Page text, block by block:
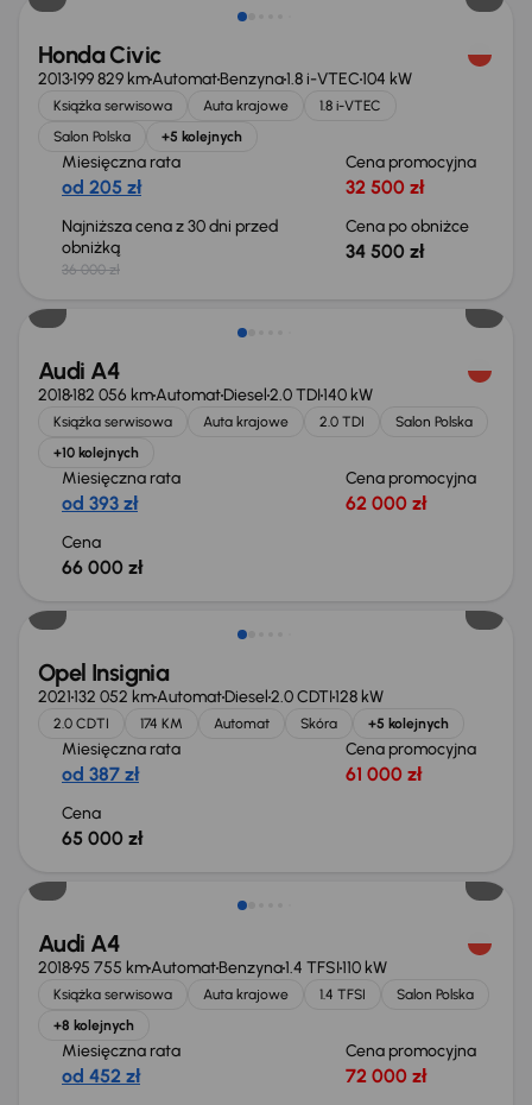
Honda Civic
2013199 829 kmAutomatBenzyna1.8 i-VTEC104 kW
Książka serwisowa Auta krajowe
1.8 i-VTEC
Salon Polska
+5 kolejnych
Miesięczna rata
od 205 zł
Cena promocyjna
32 500 zł
Najniższa cena z 30 dni przed
obniżką
36 000 zł
Cena po obniżce
34 500 zł
Audi A4
2018182 056 kmAutomatDiesel2.0 TDI140 kW
Książka serwisowa Auta krajowe 2.0 TDI
Salon Polska
+10 kolejnych
Miesięczna rata
od 393 zł
Cena promocyjna
62 000 zł
Cena
66 000 zł
Opel Insignia
2021132 052 kmAutomatDiesel2.0 CDTI128 kW
2.0 CDTI 174 KM Automat Skóra +5 kolejnych
Miesięczna rata
od 387 zł
Cena promocyjna
61 000 zł
Cena
65 000 zł
Świeżo skupione
Audi A4
201895 755 kmAutomatBenzyna1.4 TFSI110 kW
Książka serwisowa Auta krajowe 1.4 TFSI
Salon Polska
+8 kolejnych
Miesięczna rata
od 452 zł
Cena promocyjna
72 000 zł